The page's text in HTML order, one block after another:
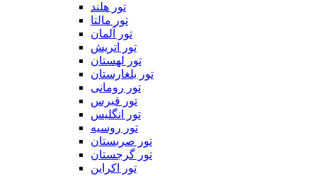
تور هلند
تور مالتا
تور آلمان
تور اتریش
تور لهستان
تور بلغارستان
تور رومانی
تور قبرس
تور انگلیس
تور روسیه
تور صربستان
تور گرجستان
تور اکراین